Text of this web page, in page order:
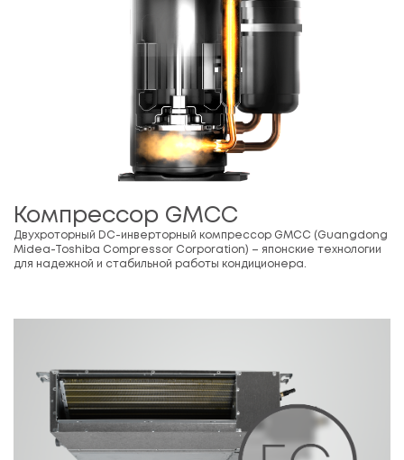
Компрессор GMCC
Двухроторный DC-инверторный компрессор GMCC (Guangdong
Midea-Toshiba Compressor Corporation) – японские технологии
для надежной и стабильной работы кондиционера.